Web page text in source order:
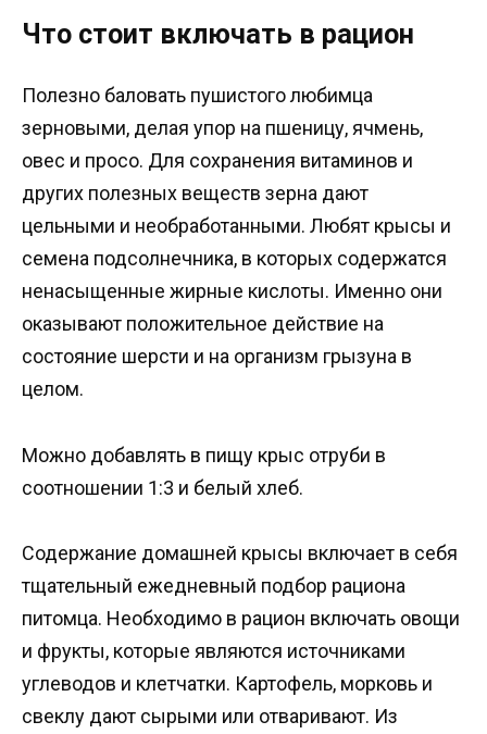
Что стоит включать в рацион
Полезно баловать пушистого любимца
зерновыми, делая упор на пшеницу, ячмень,
овес и просо. Для сохранения витаминов и
других полезных веществ зерна дают
цельными и необработанными. Любят крысы и
семена подсолнечника, в которых содержатся
ненасыщенные жирные кислоты. Именно они
оказывают положительное действие на
состояние шерсти и на организм грызуна в
целом.
Можно добавлять в пищу крыс отруби в
соотношении 1:3 и белый хлеб.
Содержание домашней крысы включает в себя
тщательный ежедневный подбор рациона
питомца. Необходимо в рацион включать овощи
и фрукты, которые являются источниками
углеводов и клетчатки. Картофель, морковь и
свеклу дают сырыми или отваривают. Из